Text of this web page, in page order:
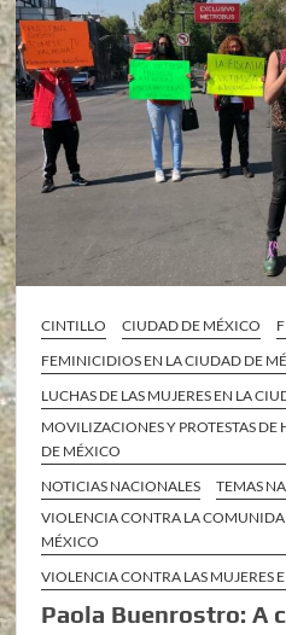
CINTILLO CIUDAD DE MÉXICO
FEMINICIDIOS EN LA CIUDAD DE
LUCHAS DE LAS MUJERES EN LA
MOVILIZACIONES Y PROTESTAS
DE MÉXICO
NOTICIAS NACIONALES
TEMAS
VIOLENCIA CONTRA LA
MÉXICO
VIOLENCIA CONTRA LAS MUJERES
Paola Buenrostro: A